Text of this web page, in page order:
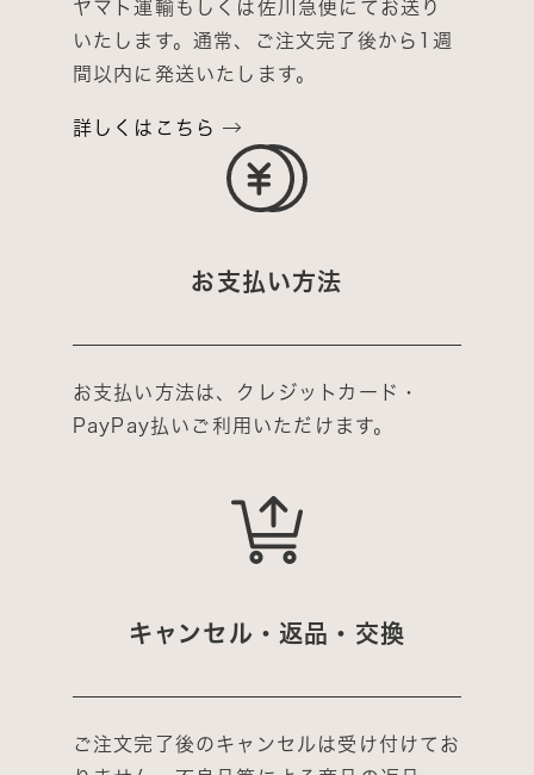
ヤマト運輸もしくは佐川急便にてお送り
いたします。通常、ご注文完了後から1週
間以内に発送いたします。
詳しくはこちら
お支払い方法
お支払い方法は、クレジットカード・
PayPay払いご利用いただけます。
キャンセル・返品・交換
ご注文完了後のキャンセルは受け付けてお